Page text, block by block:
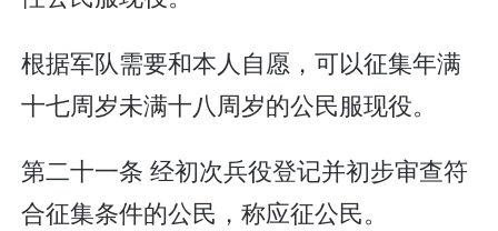
根据军队需要和本人自愿，可以征集年满
十七周岁未满十八周岁的公民服现役。
第二十一条 经初次兵役登记并初步审查符
合征集条件的公民，称应征公民。